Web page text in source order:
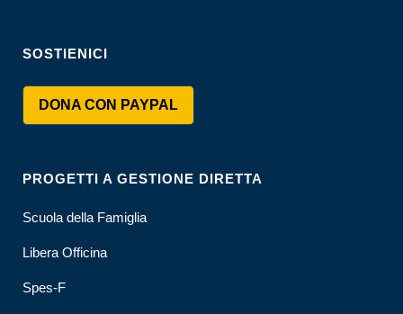
SOSTIENICI
DONA CON PAYPAL
PROGETTI A GESTIONE DIRETTA
Scuola della Famiglia
Libera Officina
Spes-F